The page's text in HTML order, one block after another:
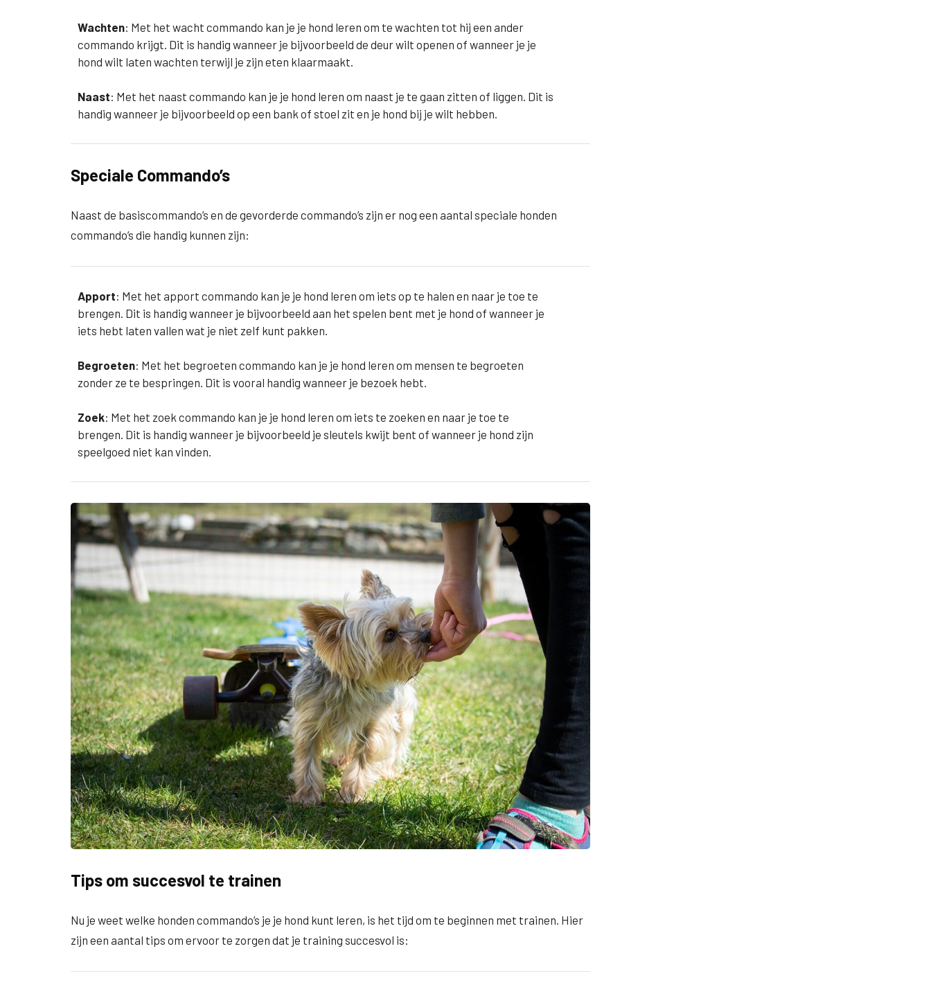
Wachten: Met het wacht commando kan je je hond leren om te wachten tot hij een ander
commando krijgt. Dit is handig wanneer je bijvoorbeeld de deur wilt openen of wanneer je je
hond wilt laten wachten terwijl je zijn eten klaarmaakt.
Naast: Met het naast commando kan je je hond leren om naast je te gaan zitten of liggen. Dit is
handig wanneer je bijvoorbeeld op een bank of stoel zit en je hond bij je wilt hebben.
Speciale Commando’s
Naast de basiscommando’s en de gevorderde commando’s zijn er nog een aantal speciale honden
commando’s die handig kunnen zijn:
Apport: Met het apport commando kan je je hond leren om iets op te halen en naar je toe te
brengen. Dit is handig wanneer je bijvoorbeeld aan het spelen bent met je hond of wanneer je
iets hebt laten vallen wat je niet zelf kunt pakken.
Begroeten: Met het begroeten commando kan je je hond leren om mensen te begroeten
zonder ze te bespringen. Dit is vooral handig wanneer je bezoek hebt.
Zoek: Met het zoek commando kan je je hond leren om iets te zoeken en naar je toe te
brengen. Dit is handig wanneer je bijvoorbeeld je sleutels kwijt bent of wanneer je hond zijn
speelgoed niet kan vinden.
Tips om succesvol te trainen
Nu je weet welke honden commando’s je je hond kunt leren, is het tijd om te beginnen met trainen. Hier
zijn een aantal tips om ervoor te zorgen dat je training succesvol is: